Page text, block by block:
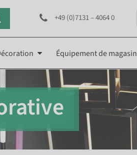
+49 (0)7131 – 4064 0
Équipement de magasin